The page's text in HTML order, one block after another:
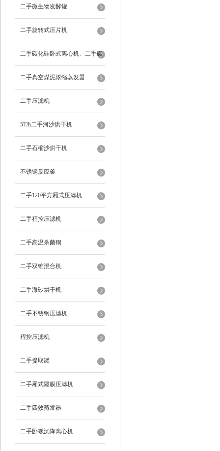
二手微生物发酵罐
二手旋转式压片机
二手碳化硅卧式离心机、二手碳
化硅分级机、二手碳化硅水洗离
心机
二手真空煤泥浓缩蒸发器
二手压滤机
5T/h二手河沙烘干机
二手石榴沙烘干机
不锈钢反应釜
二手120平方厢式压滤机
二手程控压滤机
二手高温杀菌锅
二手双锥混合机
二手海砂烘干机
二手不锈钢压滤机
程控压滤机
二手提取罐
二手厢式隔膜压滤机
二手四效蒸发器
二手卧螺沉降离心机